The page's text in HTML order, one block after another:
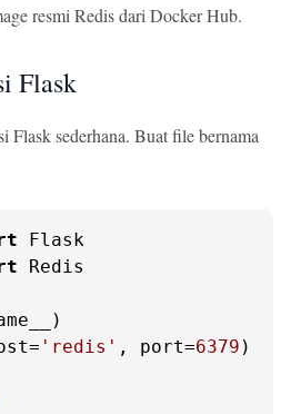
resmi Redis dari Docker Hub.
Flask
Flask sederhana. Buat file bernama
Redis
'redis' , port=6379 )